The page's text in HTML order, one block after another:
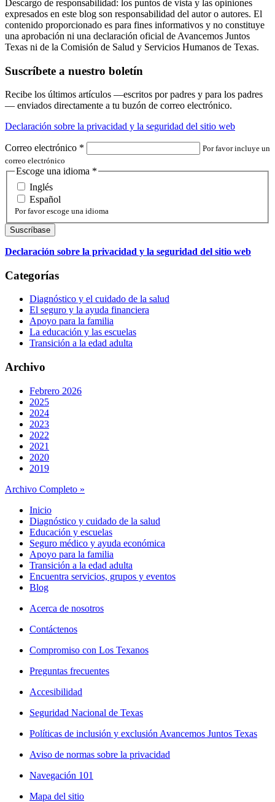
Descargo de responsabilidad: los puntos de vista y las opiniones
expresados en este blog son responsabilidad del autor o autores. El
contenido proporcionado es para fines informativos y no constituye
una aprobación ni una declaración oficial de Avancemos Juntos
Texas ni de la Comisión de Salud y Servicios Humanos de Texas.
Suscríbete a nuestro boletín
Recibe los últimos artículos —escritos por padres y para los padres
— enviados directamente a tu buzón de correo electrónico.
Declaración sobre la privacidad y la seguridad del sitio web
Correo electrónico *
Por favor incluye un
correo electrónico
Escoge una idioma *
Inglés
Español
Por favor escoge una idioma
Declaración sobre la privacidad y la seguridad del sitio web
Categorías
Diagnóstico y el cuidado de la salud
El seguro y la ayuda financiera
Apoyo para la familia
La educación y las escuelas
Transición a la edad adulta
Archivo
Febrero 2026
2025
2024
2023
2022
2021
2020
2019
Archivo Completo »
Inicio
Diagnóstico y cuidado de la salud
Educación y escuelas
Seguro médico y ayuda económica
Apoyo para la familia
Transición a la edad adulta
Encuentra servicios, grupos y eventos
Blog
Acerca de nosotros
Contáctenos
Compromiso con Los Texanos
Preguntas frecuentes
Accesibilidad
Seguridad Nacional de Texas
Políticas de inclusión y exclusión Avancemos Juntos Texas
Aviso de normas sobre la privacidad
Navegación 101
Mapa del sitio